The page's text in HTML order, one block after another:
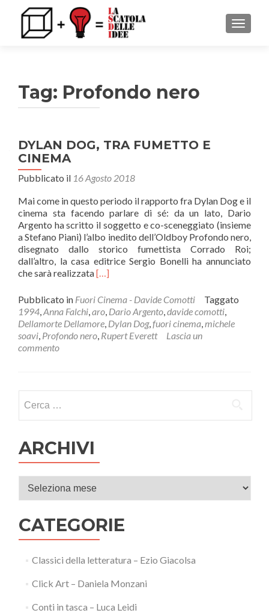
Tag: Profondo nero
DYLAN DOG, TRA FUMETTO E
CINEMA
Pubblicato il 16 Agosto 2018
Mai come in questo periodo il rapporto fra Dylan Dog e il
cinema sta facendo parlare di sé: da un lato, Dario
Argento ha scritto il soggetto e co-sceneggiato (insieme
a Stefano Piani) l’albo inedito dell’Oldboy Profondo nero,
disegnato dallo storico fumettista Corrado Roi;
dall’altro, la casa editrice Sergio Bonelli ha annunciato
che sarà realizzataLeggi
piùDYLAN
DOG,
TRA
FUMETTO
E
[…]
Pubblicato in Fuori Cinema - Davide Comotti
Taggato
1994,Anna Falchi,aro, Dario Argento,davide comotti,
Dellamorte Dellamore, Dylan Dog,fuori cinema,michele
soavi, Profondo nero, Rupert Everett
Lascia un
commento
ARCHIVI
Archivi
CATEGORIE
Classici della letteratura – Ezio Giacolsa
Click Art – Daniela Monzani
Conti in tasca – Luca Leidi